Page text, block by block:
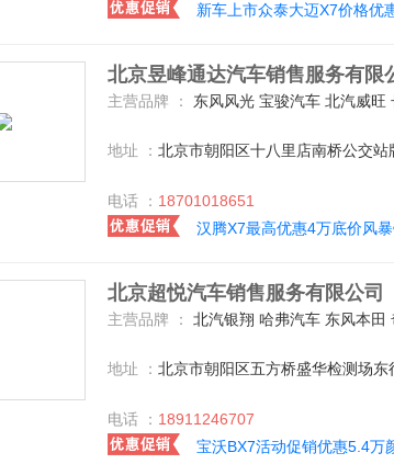
新车上市众泰大迈X7价格优
北京昱峰通达汽车销售服务有限
主营品牌 ： 东风风光 宝骏汽车 北汽威旺 长安乘用车 东南汽车 广汽传祺 吉利汽车 北京 北汽绅宝 比亚迪 陆风 众泰 东风
地址 ： 北京市朝阳区十八里店南桥公交站
电话 ： 18701018651
汉腾X7最高优惠4万底价风
北京超悦汽车销售服务有限公司
主营品牌 ： 北汽银翔 哈弗汽车 东风本田 奇瑞捷豹路虎 众泰 广汽传祺 吉利汽车 北汽威旺 陆风 一汽-大众 华晨宝马 宝马(进口) 长安乘用车 东风风光 广汽本田 一汽海马 江淮汽车 北汽绅宝 一汽奥迪 捷豹 北京奔驰 一汽丰田 凯迪拉克(国产) 上汽大众 道奇(进口) 东风启辰 北京 江铃福特 宝骏汽车 奇瑞汽车 汉腾
地址 ： 北京市朝阳区五方桥盛华检测场东
电话 ： 18911246707
宝沃BX7活动促销优惠5.4万